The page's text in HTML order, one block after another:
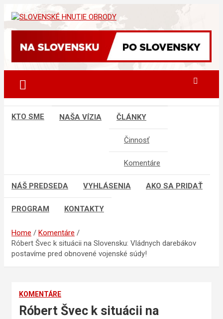
to
content
SLOVENSKÉ HNUTIE OBRODY
sho
KTO SME NAŠA VÍZIA ČLÁNKY
Činnosť
Komentáre
NÁŠ PREDSEDA VYHLÁSENIA AKO SA PRIDAŤ
PROGRAM KONTAKTY
Home
Komentáre
Róbert Švec k situácii na Slovensku: Vládnych darebákov
postavíme pred obnovené vojenské súdy!
KOMENTÁRE
Róbert Švec k situácii na